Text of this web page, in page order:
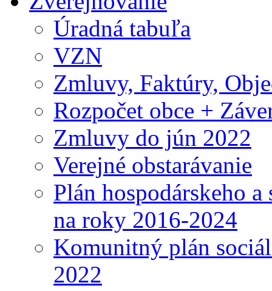
Úradná tabuľa
VZN
Zmluvy, Faktúry,
Rozpočet obce +
Zmluvy do jún 2022
Verejné obstarávanie
Plán hospodárskeho
na roky 2016-2024
Komunitný plán
2022